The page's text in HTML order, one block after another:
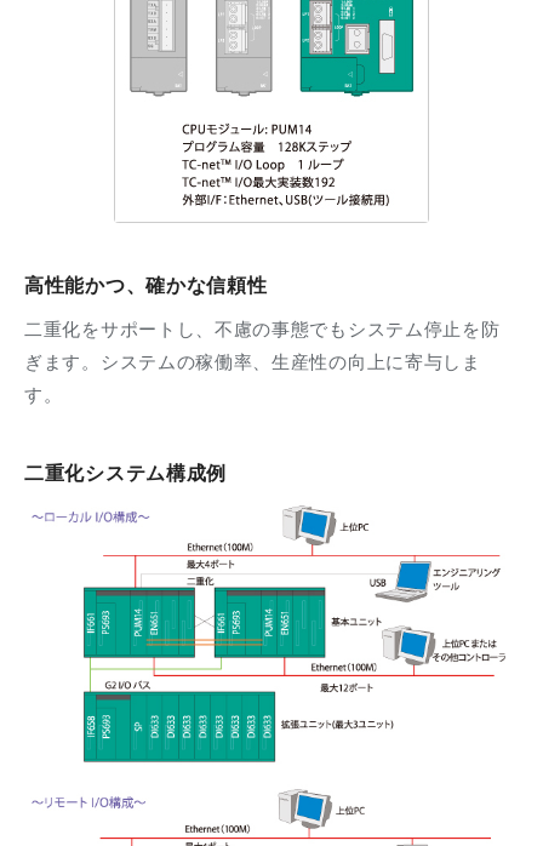
高性能かつ、確かな信頼性
二重化をサポートし、不慮の事態でもシステム停止を防
ぎます。システムの稼働率、生産性の向上に寄与しま
す。
二重化システム構成例